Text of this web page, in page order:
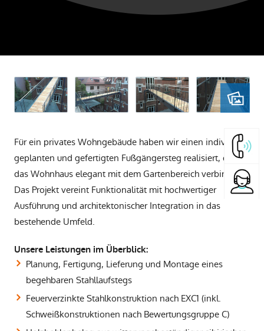
Für ein privates Wohngebäude haben wir einen individuell
geplanten und gefertigten Fußgängersteg realisiert, der
das Wohnhaus elegant mit dem Gartenbereich verbindet.
Das Projekt vereint Funktionalität mit hochwertiger
Ausführung und architektonischer Integration in das
bestehende Umfeld.
Unsere Leistungen im Überblick:
Planung, Fertigung, Lieferung und Montage eines
begehbaren Stahllaufstegs
Feuerverzinkte Stahlkonstruktion nach EXC1 (inkl.
Schweißkonstruktionen nach Bewertungsgruppe C)